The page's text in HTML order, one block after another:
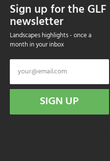
Sign up for the GLF
newsletter
Landscapes highlights - once a
month in your inbox
SIGN UP